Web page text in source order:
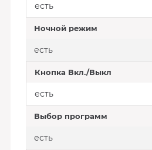
есть
Ночной режим
есть
Кнопка Вкл./Выкл
есть
Выбор программ
есть